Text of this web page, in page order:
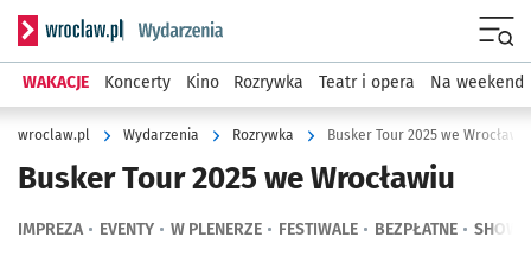
Serwis informacyjny wroclaw.pl podserwis: Wydarzenia
WAKACJE Koncerty Kino Rozrywka Teatr i opera Na weekend
wroclaw.pl Wydarzenia Rozrywka Busker Tour 2025 we Wrocławiu
Busker Tour 2025 we Wrocławiu
IMPREZA EVENTY W PLENERZE FESTIWALE BEZPŁATNE SHOW